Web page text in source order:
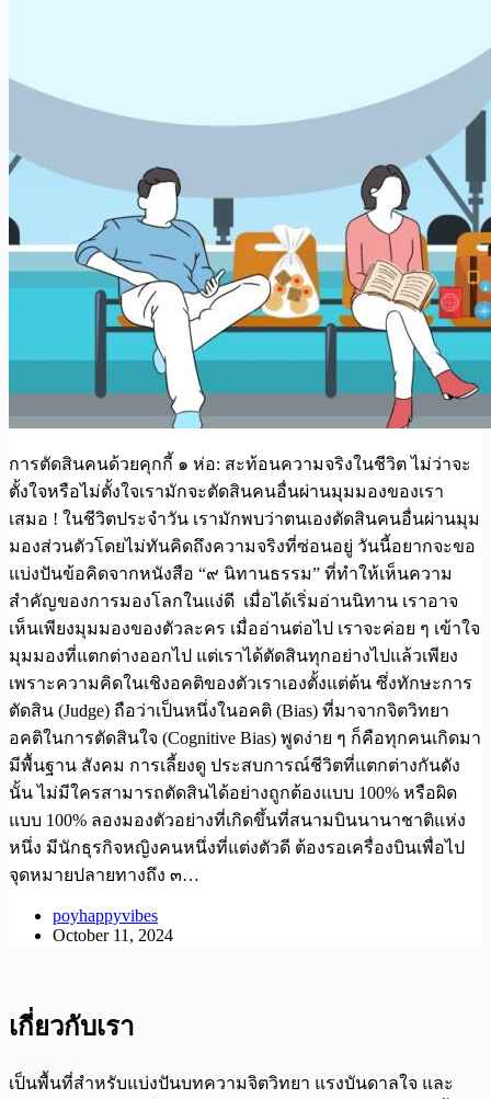
การตัดสินคนด้วยคุกกี้ ๑ ห่อ: สะท้อนความจริงในชีวิต ไม่ว่าจะ
ตั้งใจหรือไม่ตั้งใจเรามักจะตัดสินคนอื่นผ่านมุมมองของเรา
เสมอ ! ในชีวิตประจำวัน เรามักพบว่าตนเองตัดสินคนอื่นผ่านมุม
มองส่วนตัวโดยไม่ทันคิดถึงความจริงที่ซ่อนอยู่ วันนี้อยากจะขอ
แบ่งปันข้อคิดจากหนังสือ “๙ นิทานธรรม” ที่ทำให้เห็นความ
สำคัญของการมองโลกในแง่ดี เมื่อได้เริ่มอ่านนิทาน เราอาจ
เห็นเพียงมุมมองของตัวละคร เมื่ออ่านต่อไป เราจะค่อย ๆ เข้าใจ
มุมมองที่แตกต่างออกไป แต่เราได้ตัดสินทุกอย่างไปแล้วเพียง
เพราะความคิดในเชิงอคติของตัวเราเองตั้งแต่ต้น ซึ่งทักษะการ
ตัดสิน (Judge) ถือว่าเป็นหนึ่งในอคติ (Bias) ที่มาจากจิตวิทยา
อคติในการตัดสินใจ (Cognitive Bias) พูดง่าย ๆ ก็คือทุกคนเกิดมา
มีพื้นฐาน สังคม การเลี้ยงดู ประสบการณ์ชีวิตที่แตกต่างกันดัง
นั้น ไม่มีใครสามารถตัดสินได้อย่างถูกต้องแบบ 100% หรือผิด
แบบ 100% ลองมองตัวอย่างที่เกิดขึ้นที่สนามบินนานาชาติแห่ง
หนึ่ง มีนักธุรกิจหญิงคนหนึ่งที่แต่งตัวดี ต้องรอเครื่องบินเพื่อไป
จุดหมายปลายทางถึง ๓…
poyhappyvibes
October 11, 2024
เกี่ยวกับเรา
เป็นพื้นที่สำหรับแบ่งปันบทความจิตวิทยา แรงบันดาลใจ และ